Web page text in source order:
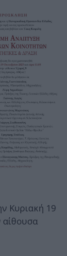
Κυριακή 19
αίθουσα